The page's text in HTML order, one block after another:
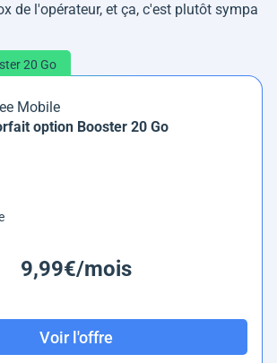
de l'opérateur, et ça, c'est plutôt sympa
20 Go
Mobile
option Booster 20 Go
9,99€/mois
Voir l'offre